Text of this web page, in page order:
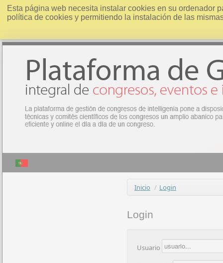
Esta página web necesita instalar cookies en su ordenador
política de cookies y permitiendo la instalación de las
Inicio / Login
Login
Usuario